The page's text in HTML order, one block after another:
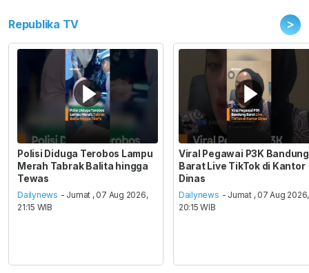
Republika TV >
Polisi Diduga Terobos Lampu
Merah Tabrak Balita hingga
Tewas
Dailynews - Jumat , 07 Aug 2026,
21:15 WIB
Viral Pegawai P3K Bandung
Barat Live TikTok di Kantor
Dinas
Dailynews - Jumat , 07 Aug 2026,
20:15 WIB